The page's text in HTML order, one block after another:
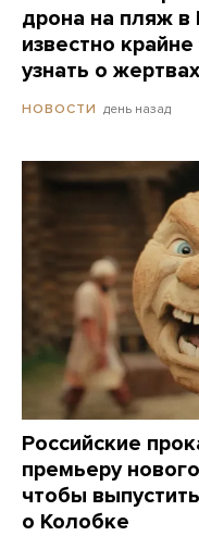
дрона на пляж
известно
узнать о
НОВОСТИ день назад
Российские
премьеру
чтобы
о Колобке